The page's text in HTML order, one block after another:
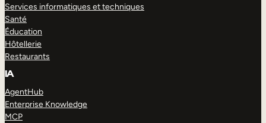
Services informatiques et techniques
Santé
Éducation
Hôtellerie
Restaurants
IA
AgentHub
Enterprise Knowledge
MCP